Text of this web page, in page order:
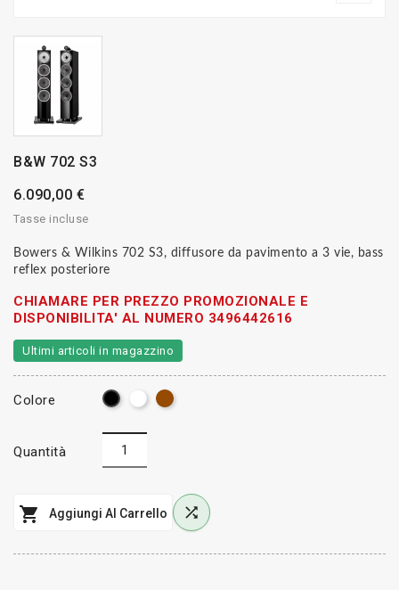
B&W 702 S3
6.090,00 €
Tasse incluse
Bowers & Wilkins 702 S3, diffusore da pavimento a 3 vie, bass
reflex posteriore
CHIAMARE PER PREZZO PROMOZIONALE E
DISPONIBILITA' AL NUMERO 3496442616
Ultimi articoli in magazzino
Colore Bianco/Nero
BiancoMarrone
Quantità
 Aggiungi Al Carrello 